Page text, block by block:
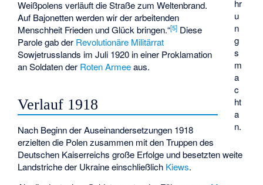
hr
u
n
g
s
m
a
c
ht
a
n.
Weißpolens verläuft die Straße zum Weltenbrand.
Auf Bajonetten werden wir der arbeitenden
Menschheit Frieden und Glück bringen.“[5] Diese
Parole gab der Revolutionäre Militärrat
Sowjetrusslands im Juli 1920 in einer Proklamation
an Soldaten der Roten Armeeaus.
Verlauf 1918
Nach Beginn der Auseinandersetzungen 1918
erzielten die Polen zusammen mit den Truppen des
Deutschen Kaiserreichs große Erfolge und besetzten weite
Landstriche der Ukraine einschließlich Kiews.